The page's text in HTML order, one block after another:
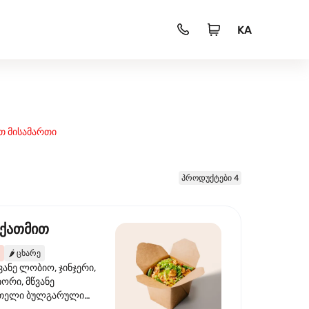
KA
მისამართი
პროდუქტები 4
🌶️ ცხარე
ლობიო, ჯინჯერი,
მწვანე
ბულგარული